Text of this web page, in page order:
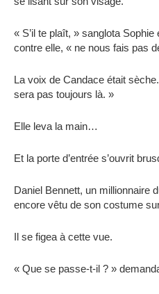
« S’il te plaît, » sanglota
contre elle, « ne nous fais pas
La voix de Candace était
sera pas toujours là. »
Elle leva la main…
Et la porte d’entrée s’ouvrit
Daniel Bennett, un millionnaire
encore vêtu de son costume
Il se figea à cette vue.
« Que se passe-t-il ? »